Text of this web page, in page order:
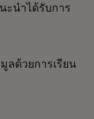
ะนำได้รับการ
ลด้วยการเรียน